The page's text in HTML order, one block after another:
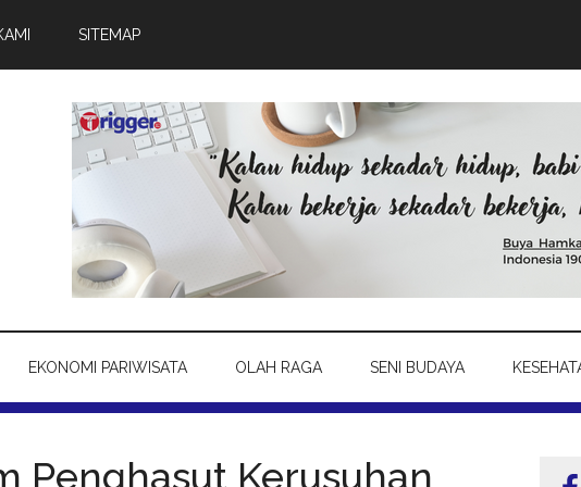
SITEMAP
EKONOMI PARIWISATA OLAH RAGA SENI BUDAYA
Penghasut Kerusuhan
Sidebar